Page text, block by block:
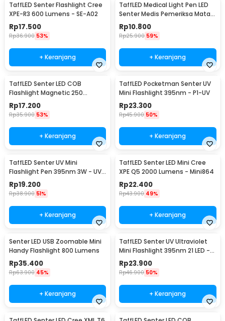
TaffLED Senter Flashlight Cree
XPE-R3 600 Lumens - SE-A02
Rp17.500
Rp36.900 53%
+ Keranjang
TaffLED Medical Light Pen LED
Senter Medis Pemeriksa Mata -
Ti4
Rp10.800
Rp25.900 59%
+ Keranjang
TaffLED Senter LED COB
Flashlight Magnetic 250
Lumens - BC12
Rp17.200
Rp35.900 53%
+ Keranjang
TaffLED Pocketman Senter UV
Mini Flashlight 395nm - P1-UV
Rp23.300
Rp45.900 50%
+ Keranjang
TaffLED Senter UV Mini
Flashlight Pen 395nm 3W - UV-
10
Rp19.200
Rp38.900 51%
+ Keranjang
TaffLED Senter LED Mini Cree
XPE Q5 2000 Lumens - Mini864
Rp22.400
Rp43.900 49%
+ Keranjang
Senter LED USB Zoomable Mini
Handy Flashlight 800 Lumens
Rp35.400
Rp63.900 45%
+ Keranjang
TaffLED Senter UV Ultraviolet
Mini Flashlight 395nm 21 LED -
UV-21
Rp23.900
Rp46.900 50%
+ Keranjang